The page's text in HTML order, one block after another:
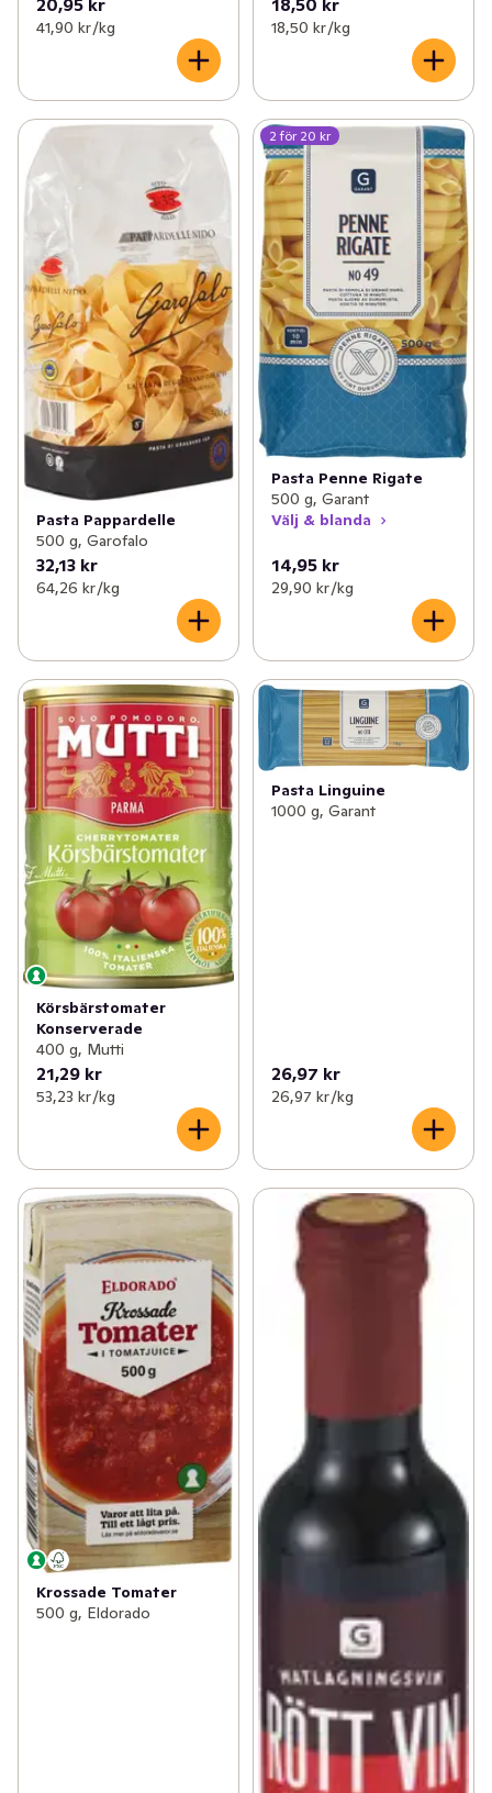
20,95 kr
41,90 kr /kg
18,50 kr
18,50 kr /kg
Pasta Pappardelle
500 g, Garofalo
32,13 kr
64,26 kr /kg
2 för 20 kr
Pasta Penne Rigate
500 g, Garant
Välj & blanda
14,95 kr
29,90 kr /kg
Körsbärstomater
Konserverade
400 g, Mutti
21,29 kr
53,23 kr /kg
Pasta Linguine
1000 g, Garant
26,97 kr
26,97 kr /kg
Krossade Tomater
500 g, Eldorado